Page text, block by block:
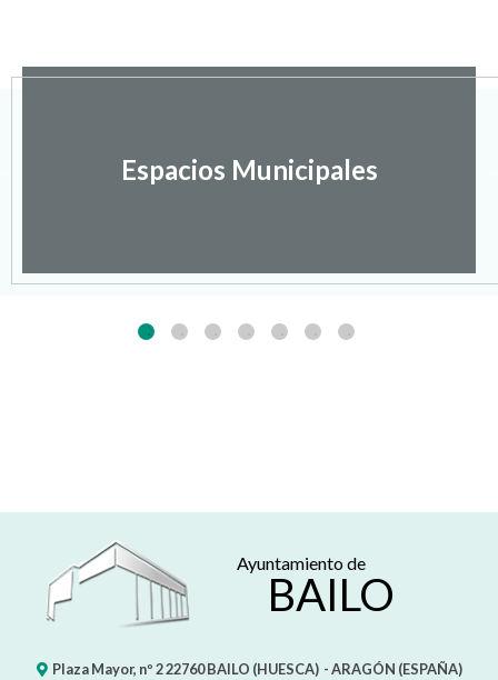
Espacios Municipales
Ayuntamiento de
BAILO
Plaza Mayor, nº 222760 BAILO (HUESCA) - ARAGÓN (ESPAÑA)